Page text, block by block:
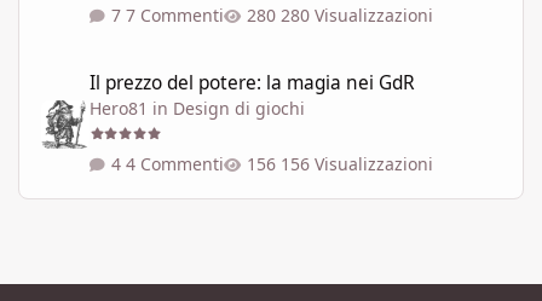
7 Commenti 280 Visualizzazioni
Il prezzo del potere: la magia nei GdR
Hero81 in Design di giochi
4 Commenti 156 Visualizzazioni